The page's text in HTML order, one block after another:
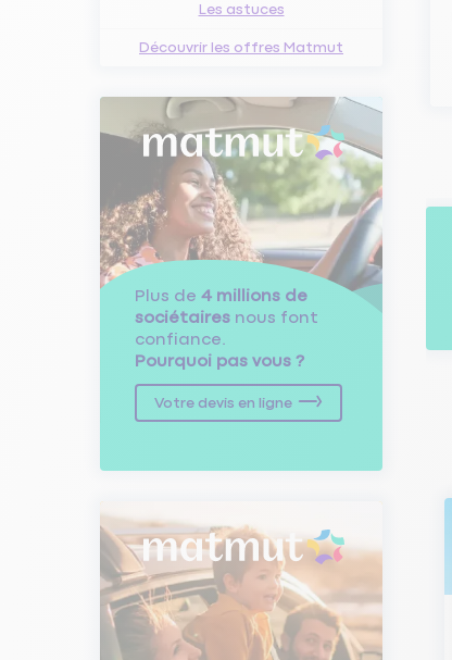
Les astuces
Découvrir les offres Matmut
Plus de 4 millions de
sociétaires nous font
confiance.
Pourquoi pas vous ?
Votre devis en ligne